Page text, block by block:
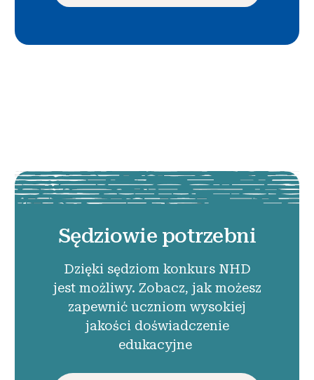
Sędziowie potrzebni
Dzięki sędziom konkurs NHD
jest możliwy. Zobacz, jak możesz
zapewnić uczniom wysokiej
jakości doświadczenie
edukacyjne